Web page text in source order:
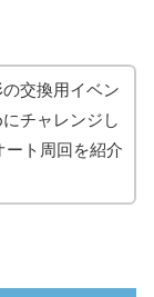
交換用イベン
チャレンジし
ート周回を紹介